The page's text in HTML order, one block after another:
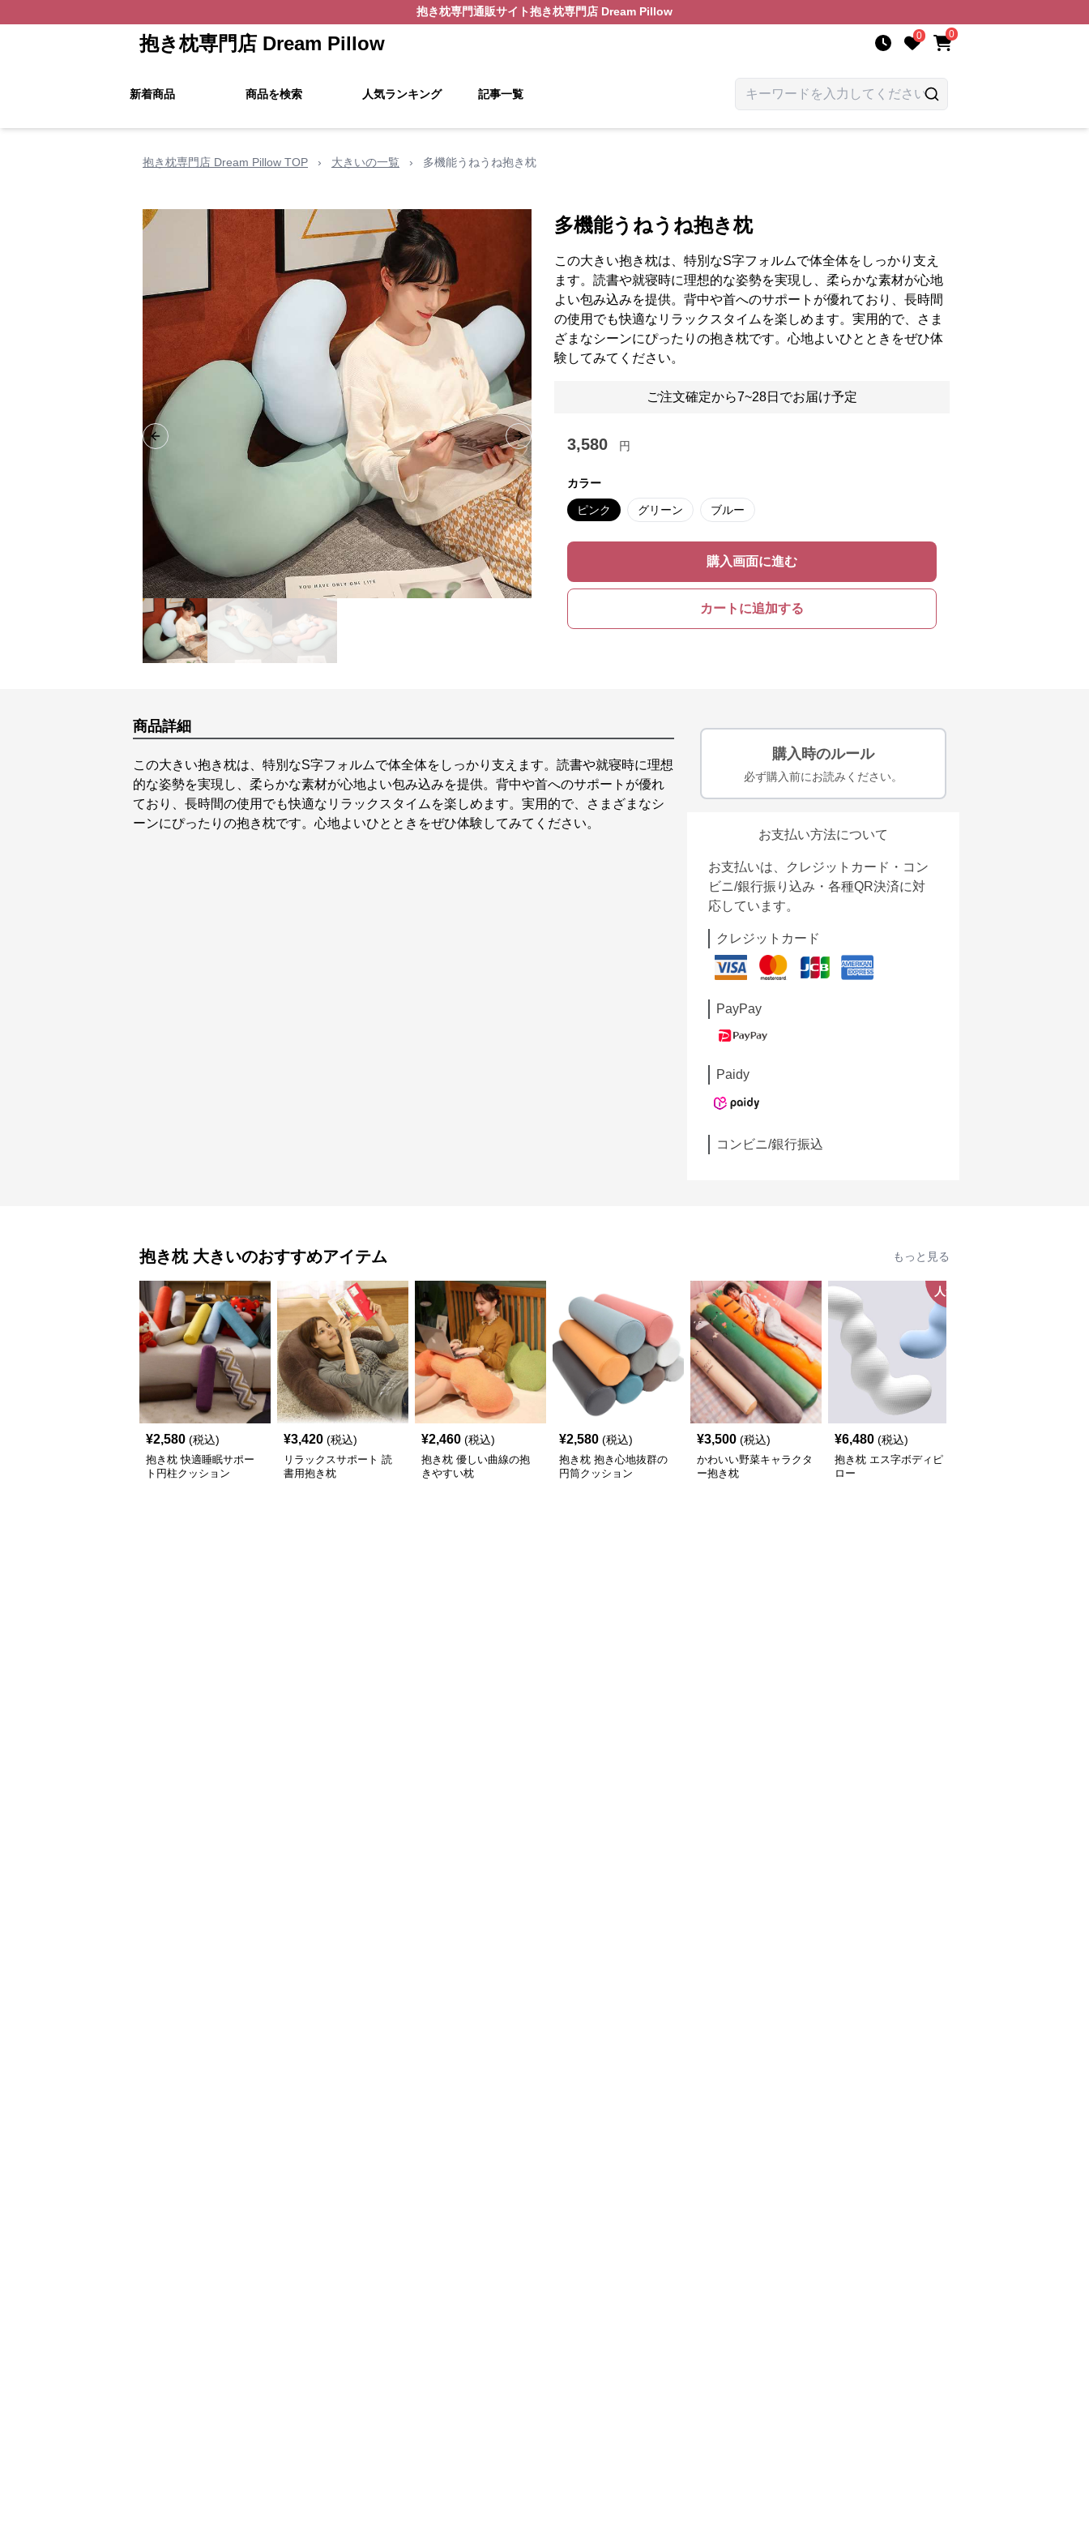
抱き枕専門通販サイト抱き枕専門店 Dream Pillow
抱き枕専門店 Dream Pillow 0 0
新着商品 商品を検索 人気ランキング 記事一覧
抱き枕専門店 Dream Pillow TOP › 大きいの一覧 › 多機能うねうね抱き枕
Previous slide Next slide
多機能うねうね抱き枕
この大きい抱き枕は、特別なS字フォルムで体全体をしっかり支え
ます。読書や就寝時に理想的な姿勢を実現し、柔らかな素材が心地
よい包み込みを提供。背中や首へのサポートが優れており、長時間
の使用でも快適なリラックスタイムを楽しめます。実用的で、さま
ざまなシーンにぴったりの抱き枕です。心地よいひとときをぜひ体
験してみてください。
ご注文確定から7~28日でお届け予定
3,580 円
カラー
ピンク グリーン ブルー
購入画面に進む
カートに追加する
商品詳細
この大きい抱き枕は、特別なS字フォルムで体全体をしっかり支えます。読書や就寝時に理想
的な姿勢を実現し、柔らかな素材が心地よい包み込みを提供。背中や首へのサポートが優れ
ており、長時間の使用でも快適なリラックスタイムを楽しめます。実用的で、さまざまなシ
ーンにぴったりの抱き枕です。心地よいひとときをぜひ体験してみてください。
購入時のルール
必ず購入前にお読みください。
お支払い方法について
お支払いは、クレジットカード・コン
ビニ/銀行振り込み・各種QR決済に対
応しています。
クレジットカード
PayPay
Paidy
コンビニ/銀行振込
抱き枕 大きいのおすすめアイテム もっと見る
¥2,580 (税込)
抱き枕 快適睡眠サポー
ト円柱クッション
¥3,420 (税込)
リラックスサポート 読
書用抱き枕
¥2,460 (税込)
抱き枕 優しい曲線の抱
きやすい枕
¥2,580 (税込)
抱き枕 抱き心地抜群の
円筒クッション
¥3,500 (税込)
かわいい野菜キャラクタ
ー抱き枕
人気
¥6,480 (税込)
抱き枕 エス字ボディピ
ロー